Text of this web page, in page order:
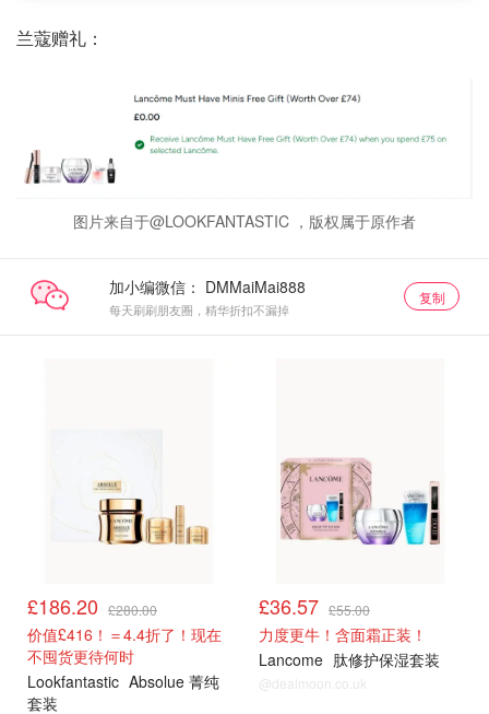
兰蔻赠礼：
图片来自于@LOOKFANTASTIC ，版权属于原作者
加小编微信：
每天刷刷朋友圈，精华折扣不漏掉
复制
£186.20 £280.00
价值£416！＝4.4折了！现在
不囤货更待何时
Lookfantastic Absolue 菁纯
套装
£36.57 £55.00
力度更牛！含面霜正装！
Lancome 肽修护保湿套装
@dealmoon.co.uk